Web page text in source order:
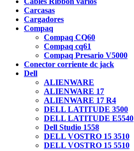
Carcasas
Cargadores
Compaq
Compaq CQ60
Compaq cq61
Compaq Presario V5000
Conector corriente dc jack
Dell
ALIENWARE
ALIENWARE 17
ALIENWARE 17 R4
DELL LATITUDE 3500
DELL LATITUDE E5540
Dell Studio 1558
DELL VOSTRO 15 3510
DELL VOSTRO 15 5510